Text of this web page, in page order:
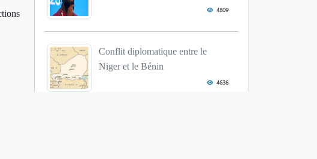
4809
Conflit diplomatique entre le
Niger et le Bénin
4636